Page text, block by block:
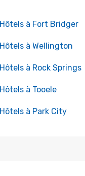
Hôtels à Fort Bridger
Hôtels à Wellington
Hôtels à Rock Springs
Hôtels à Tooele
Hôtels à Park City